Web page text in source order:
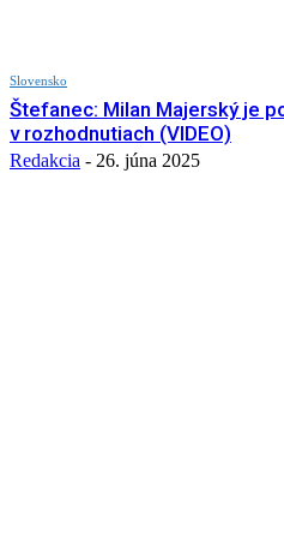
Slovensko
Štefanec: Milan Majerský je
v rozhodnutiach (VIDEO)
Redakcia - 26. júna 2025